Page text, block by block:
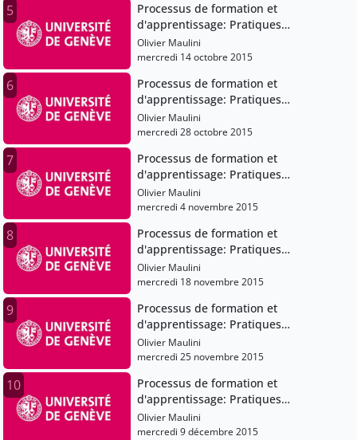
5
Processus de formation et
d'apprentissage: Pratiques
pédagogiques et institutions scolaires
Olivier Maulini
mercredi 14 octobre 2015
6
Processus de formation et
d'apprentissage: Pratiques
pédagogiques et institutions scolaires
Olivier Maulini
mercredi 28 octobre 2015
7
Processus de formation et
d'apprentissage: Pratiques
pédagogiques et institutions scolaires
Olivier Maulini
mercredi 4 novembre 2015
8
Processus de formation et
d'apprentissage: Pratiques
pédagogiques et institutions scolaires
Olivier Maulini
mercredi 18 novembre 2015
9
Processus de formation et
d'apprentissage: Pratiques
pédagogiques et institutions scolaires
Olivier Maulini
mercredi 25 novembre 2015
10
Processus de formation et
d'apprentissage: Pratiques
pédagogiques et institutions scolaires
Olivier Maulini
mercredi 9 décembre 2015